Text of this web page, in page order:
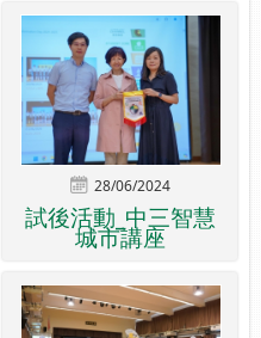
28/06/2024
試後活動_中三智慧
城市講座